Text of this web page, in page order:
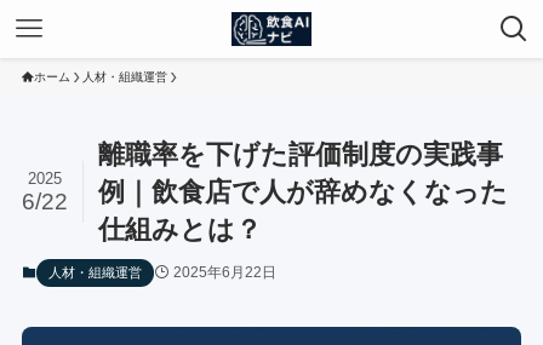
ホーム 人材・組織運営
離職率を下げた評価制度の実践事
例｜飲食店で人が辞めなくなった
仕組みとは？
2025
6/22
人材・組織運営 2025年6月22日